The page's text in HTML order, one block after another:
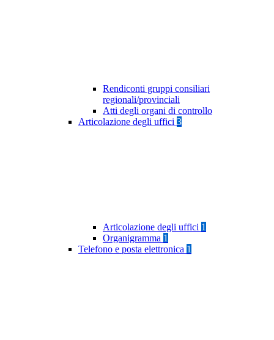
Rendiconti gruppi consiliari
regionali/provinciali
Atti degli organi di controllo
Articolazione degli uffici 3
Articolazione degli uffici 1
Organigramma 1
Telefono e posta elettronica 1